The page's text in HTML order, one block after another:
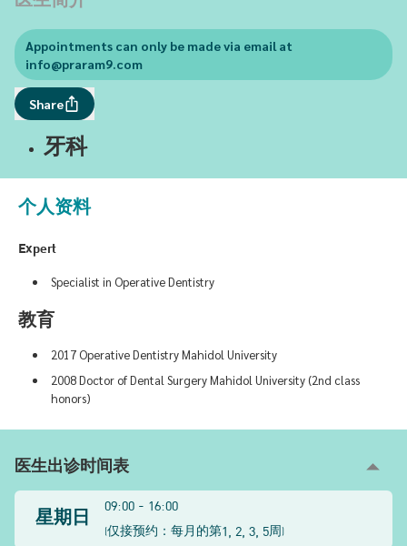
Appointments can only be made via email at
info@praram9.com
Share
牙科
个人资料
Expert
Specialist in Operative Dentistry
教育
2017 Operative Dentistry Mahidol University
2008 Doctor of Dental Surgery Mahidol University (2nd class
honors)
医生出诊时间表
星期日
09:00 - 16:00
(仅接预约：每月的第1, 2, 3, 5周)